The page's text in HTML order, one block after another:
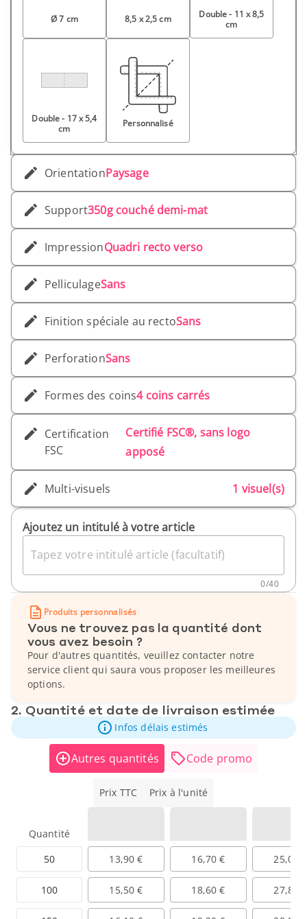
Ø 7 cm 8,5 x 2,5 cm
Double - 11 x 8,5
cm
Double - 17 x 5,4
cm
Personnalisé
OrientationPaysage
Support350g couché demi-mat
ImpressionQuadri recto verso
PelliculageSans
Finition spéciale au rectoSans
PerforationSans
Formes des coins4 coins carrés
Certification
FSC
Certifié FSC®, sans logo
apposé
Multi-visuels 1 visuel(s)
Ajoutez un intitulé à votre article
Tapez votre intitulé article (facultatif)
0/40
Produits personnalisés
Vous ne trouvez pas la quantité dont
vous avez besoin ?
Pour d'autres quantités, veuillez contacter notre
service client qui saura vous proposer les meilleures
options.
2. Quantité et date de livraison estimée
Infos délais estimés
Autres quantités Code promo
Prix TTC Prix à l'unité
Quantité
50
100
13,90 € 16,70 € 25,00 €
15,50 € 18,60 € 27,80 €